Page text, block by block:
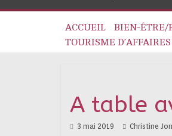
ACCUEIL BIEN-ÊTRE/
TOURISME D’AFFAIRES
A table
3 mai 2019 Christine